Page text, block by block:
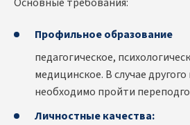
Профильное образование
педагогическое,
медицинское. В случае
необходимо пройти
Личностные качества: